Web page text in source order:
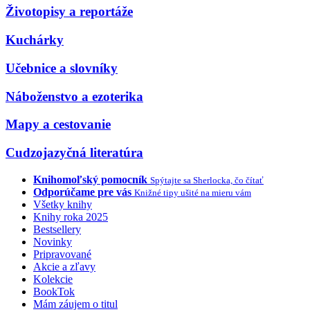
Životopisy a reportáže
Kuchárky
Učebnice a slovníky
Náboženstvo a ezoterika
Mapy a cestovanie
Cudzojazyčná literatúra
Knihomoľský pomocník Spýtajte sa Sherlocka, čo čítať
Odporúčame pre vás Knižné tipy ušité na mieru vám
Všetky knihy
Knihy roka 2025
Bestsellery
Novinky
Pripravované
Akcie a zľavy
Kolekcie
BookTok
Mám záujem o titul